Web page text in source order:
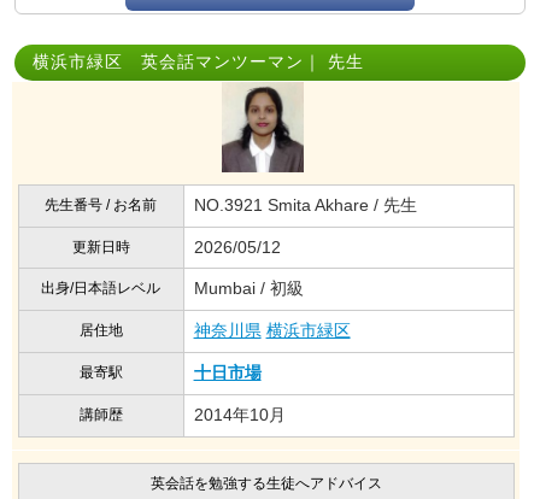
横浜市緑区 英会話マンツーマン｜ 先生
先生番号 / お名前 NO.3921 Smita Akhare / 先生
更新日時 2026/05/12
出身/日本語レベル Mumbai / 初級
居住地 神奈川県 横浜市緑区
最寄駅 十日市場
講師歴 2014年10月
英会話を勉強する生徒へアドバイス